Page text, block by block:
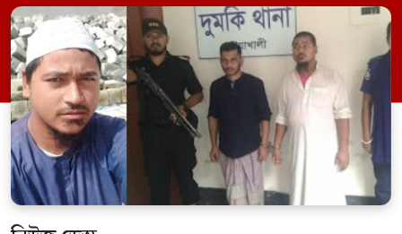
ভিত্তিতে অভিযান চালিয়ে মাদক চক্রের আরও
এক সদস্যকে আটক করা হয়। র‍্যাব ও পুলিশ
সূত্রে জানা গেছে, শুক্রবার গোপন সংবাদের
ভিত্তিতে র‍্যাব-৮, সিপিসি-১ পটুয়াখালী ক্যাম্পের
[…]